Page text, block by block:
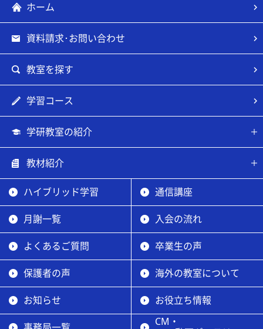
ホーム
資料請求･お問い合わせ
教室を探す
学習コース
学研教室の紹介
教材紹介
ハイブリッド学習 通信講座
月謝一覧 入会の流れ
よくあるご質問 卒業生の声
保護者の声 海外の教室について
お知らせ お役立ち情報
CM・